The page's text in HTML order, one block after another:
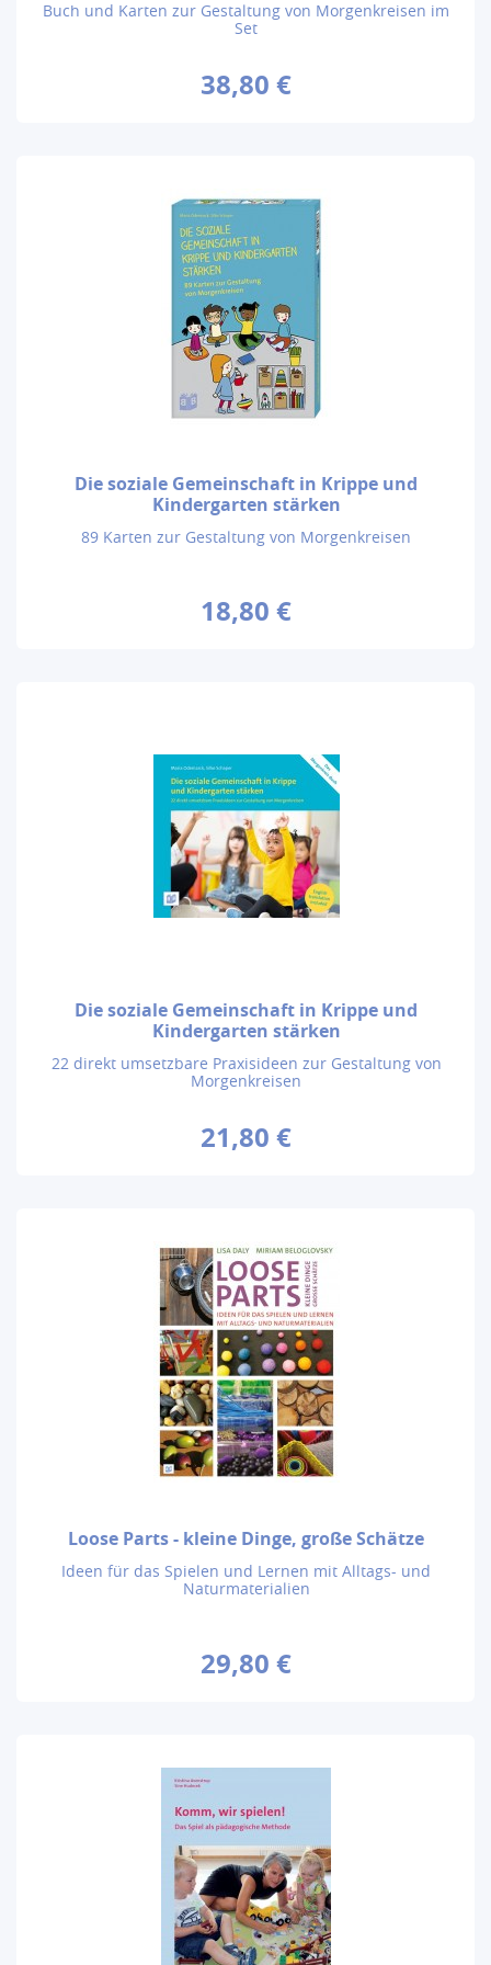
Buch und Karten zur Gestaltung von Morgenkreisen im
Set
38,80 €
Die soziale Gemeinschaft in Krippe und
Kindergarten stärken
89 Karten zur Gestaltung von Morgenkreisen
18,80 €
Die soziale Gemeinschaft in Krippe und
Kindergarten stärken
22 direkt umsetzbare Praxisideen zur Gestaltung von
Morgenkreisen
21,80 €
Loose Parts - kleine Dinge, große Schätze
Ideen für das Spielen und Lernen mit Alltags- und
Naturmaterialien
29,80 €